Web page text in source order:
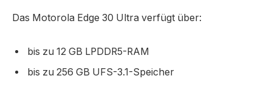
Das Motorola Edge 30 Ultra verfügt über:
bis zu 12 GB LPDDR5-RAM
bis zu 256 GB UFS-3.1-Speicher